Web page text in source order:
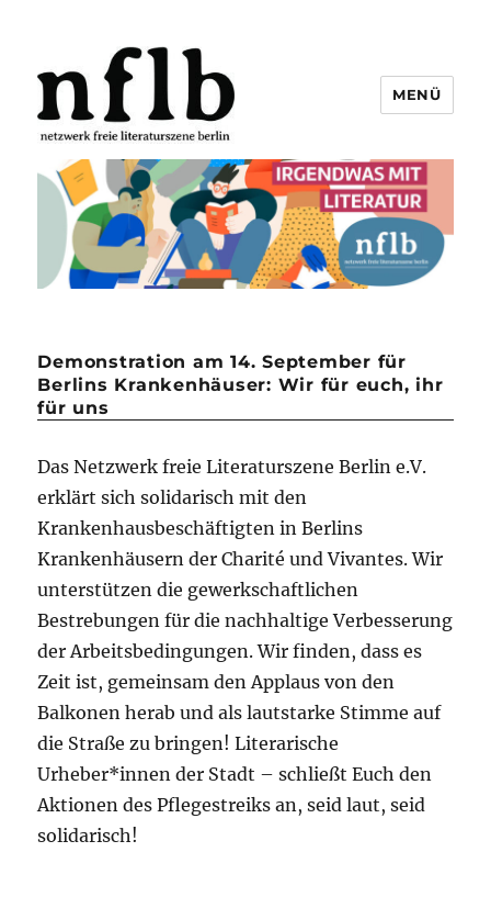
Netzwerk freie Literaturszene
Berlin e.V.
MENÜ
Demonstration am 14. September für
Berlins Krankenhäuser: Wir für euch, ihr
für uns
Das Netzwerk freie Literaturszene Berlin e.V.
erklärt sich solidarisch mit den
Krankenhausbeschäftigten in Berlins
Krankenhäusern der Charité und Vivantes. Wir
unterstützen die gewerkschaftlichen
Bestrebungen für die nachhaltige Verbesserung
der Arbeitsbedingungen. Wir finden, dass es
Zeit ist, gemeinsam den Applaus von den
Balkonen herab und als lautstarke Stimme auf
die Straße zu bringen! Literarische
Urheber*innen der Stadt – schließt Euch den
Aktionen des Pflegestreiks an, seid laut, seid
solidarisch!